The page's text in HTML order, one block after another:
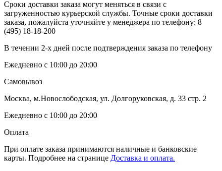
Сроки доставки заказа могут меняться в связи с
загруженностью курьерской службы. Точные сроки доставки
заказа, пожалуйста уточняйте у менеджера по телефону: 8
(495) 18-18-200
В течении 2-х дней после подтверждения заказа по телефону
Ежедневно с 10:00 до 20:00
Самовывоз
Москва, м.Новослободская, ул. Долгоруковская, д. 33 стр. 2
Ежедневно с 10:00 до 20:00
Оплата
При оплате заказа принимаются наличные и банковские
карты. Подробнее на странице Доставка и оплата.